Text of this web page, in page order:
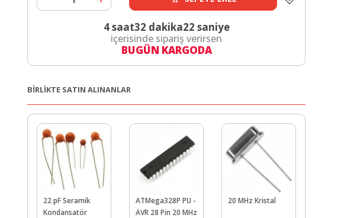
4 saat32 dakika22 saniye
içerisinde sipariş verirsen
BUGÜN KARGODA
BİRLİKTE SATIN ALINANLAR
22 pF Seramik
Kondansatör
ATMega328P PU -
AVR 28 Pin 20 MHz
20 MHz Kristal